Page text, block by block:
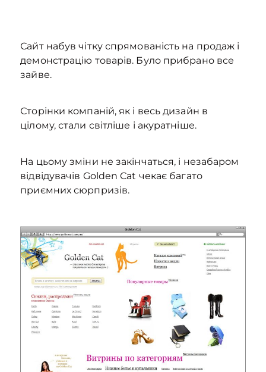
Сайт набув чітку спрямованість на продаж і
демонстрацію товарів. Було прибрано все
зайве.
Сторінки компаній, як і весь дизайн в
цілому, стали світліше і акуратніше.
На цьому зміни не закінчаться, і незабаром
відвідувачів Golden Cat чекає багато
приємних сюрпризів.